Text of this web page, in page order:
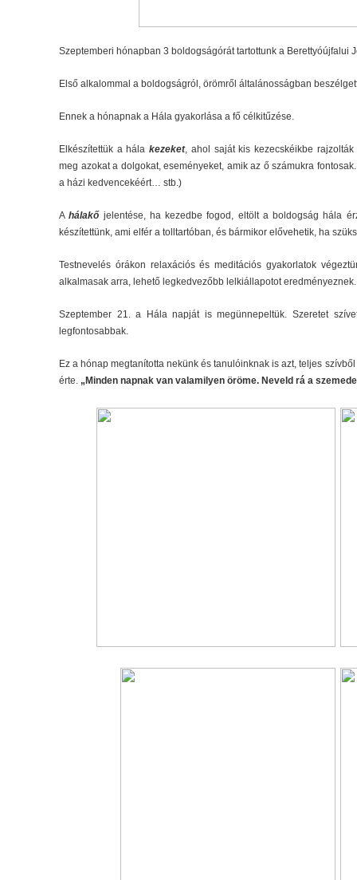
Szeptemberi hónapban 3 boldogságórát tartottunk a Berettyóújfalui
Első alkalommal a boldogságról, örömről általánosságban
Ennek a hónapnak a Hála gyakorlása a fő célkitűzése.
Elkészítettük a hála kezeket, ahol saját kis kezecskéikbe
meg azokat a dolgokat, eseményeket, amik az ő számukra
a házi kedvencekéért… stb.)
Ahálakő jelentése, ha kezedbe fogod, eltölt a boldogság hála
készítettünk, ami elfér a tolltartóban, és bármikor elővehetik, ha
Testnevelés órákon relaxációs és meditációs gyakorlatok
alkalmasak arra, lehető legkedvezőbb lelkiállapotot eredményeznek.
Szeptember 21. a Hála napját is megünnepeltük. Szeretet
legfontosabbak.
Ez a hónap megtanította nekünk és tanulóinknak is azt, teljes
érte. „Minden napnak van valamilyen öröme. Neveld rá a